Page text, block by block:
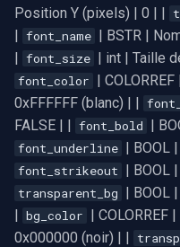
ef_flip_right
ef_mirror_down
ef_mirror_right
Effets artistiques
ef_blur
ef_marble
Position Y (pixels) | 0 | |
| font_name | BSTR |
| font_size | int | Taille
font_color |
0xFFFFFF (blanc) | |
FALSE | | font_bold |
font_underline | BOOL
font_strikeout | BOOL
transparent_bg | BOOL
| bg_color | COLORREF
0x000000 (noir) | | transp